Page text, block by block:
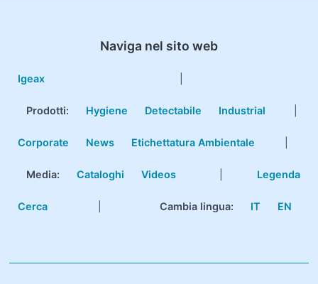
Naviga nel sito web
Igeax
Prodotti: Hygiene Detectabile Industrial
Corporate News Etichettatura Ambientale
Media: Cataloghi Videos Legenda
Cerca Cambia lingua: IT EN